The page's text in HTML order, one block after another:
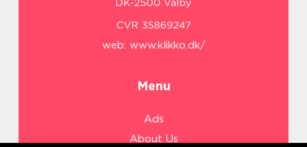
web: www.klikko.dk/
Menu
Ads
About Us